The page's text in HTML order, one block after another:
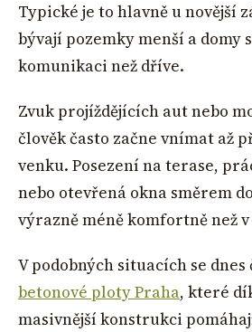
Typické je to hlavně u novější
bývají pozemky menší a domy
komunikaci než dříve.
Zvuk projíždějících aut nebo
člověk často začne vnímat až
venku. Posezení na terase,
nebo otevřená okna směrem
výrazně méně komfortně než
V podobných situacích se dnes
betonové ploty Praha, které
masivnější konstrukci